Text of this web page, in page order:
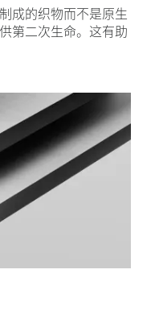
成的织物而不是原生
第二次生命。这有助